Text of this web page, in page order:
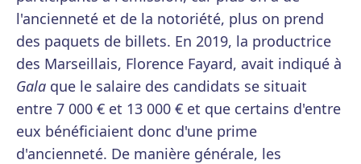
l'ancienneté et de la notoriété, plus on prend
des paquets de billets. En 2019, la productrice
des Marseillais, Florence Fayard, avait indiqué à
Gala que le salaire des candidats se situait
entre 7 000 € et 13 000 € et que certains d'entre
eux bénéficiaient donc d'une prime
d'ancienneté. De manière générale, les